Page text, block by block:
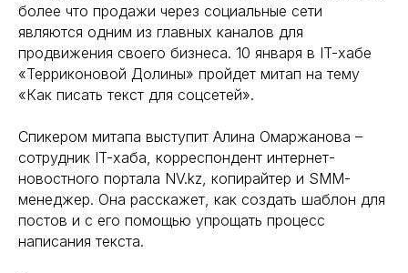
более что продажи через социальные сети
являются одним из главных каналов для
продвижения своего бизнеса. 10 января в IT-хабе
«Терриконовой Долины» пройдет митап на тему
«Как писать текст для соцсетей».
Спикером митапа выступит Алина Омаржанова –
сотрудник IT-хаба, корреспондент интернет-
новостного портала NV.kz, копирайтер и SMM-
менеджер. Она расскажет, как создать шаблон для
постов и с его помощью упрощать процесс
написания текста.